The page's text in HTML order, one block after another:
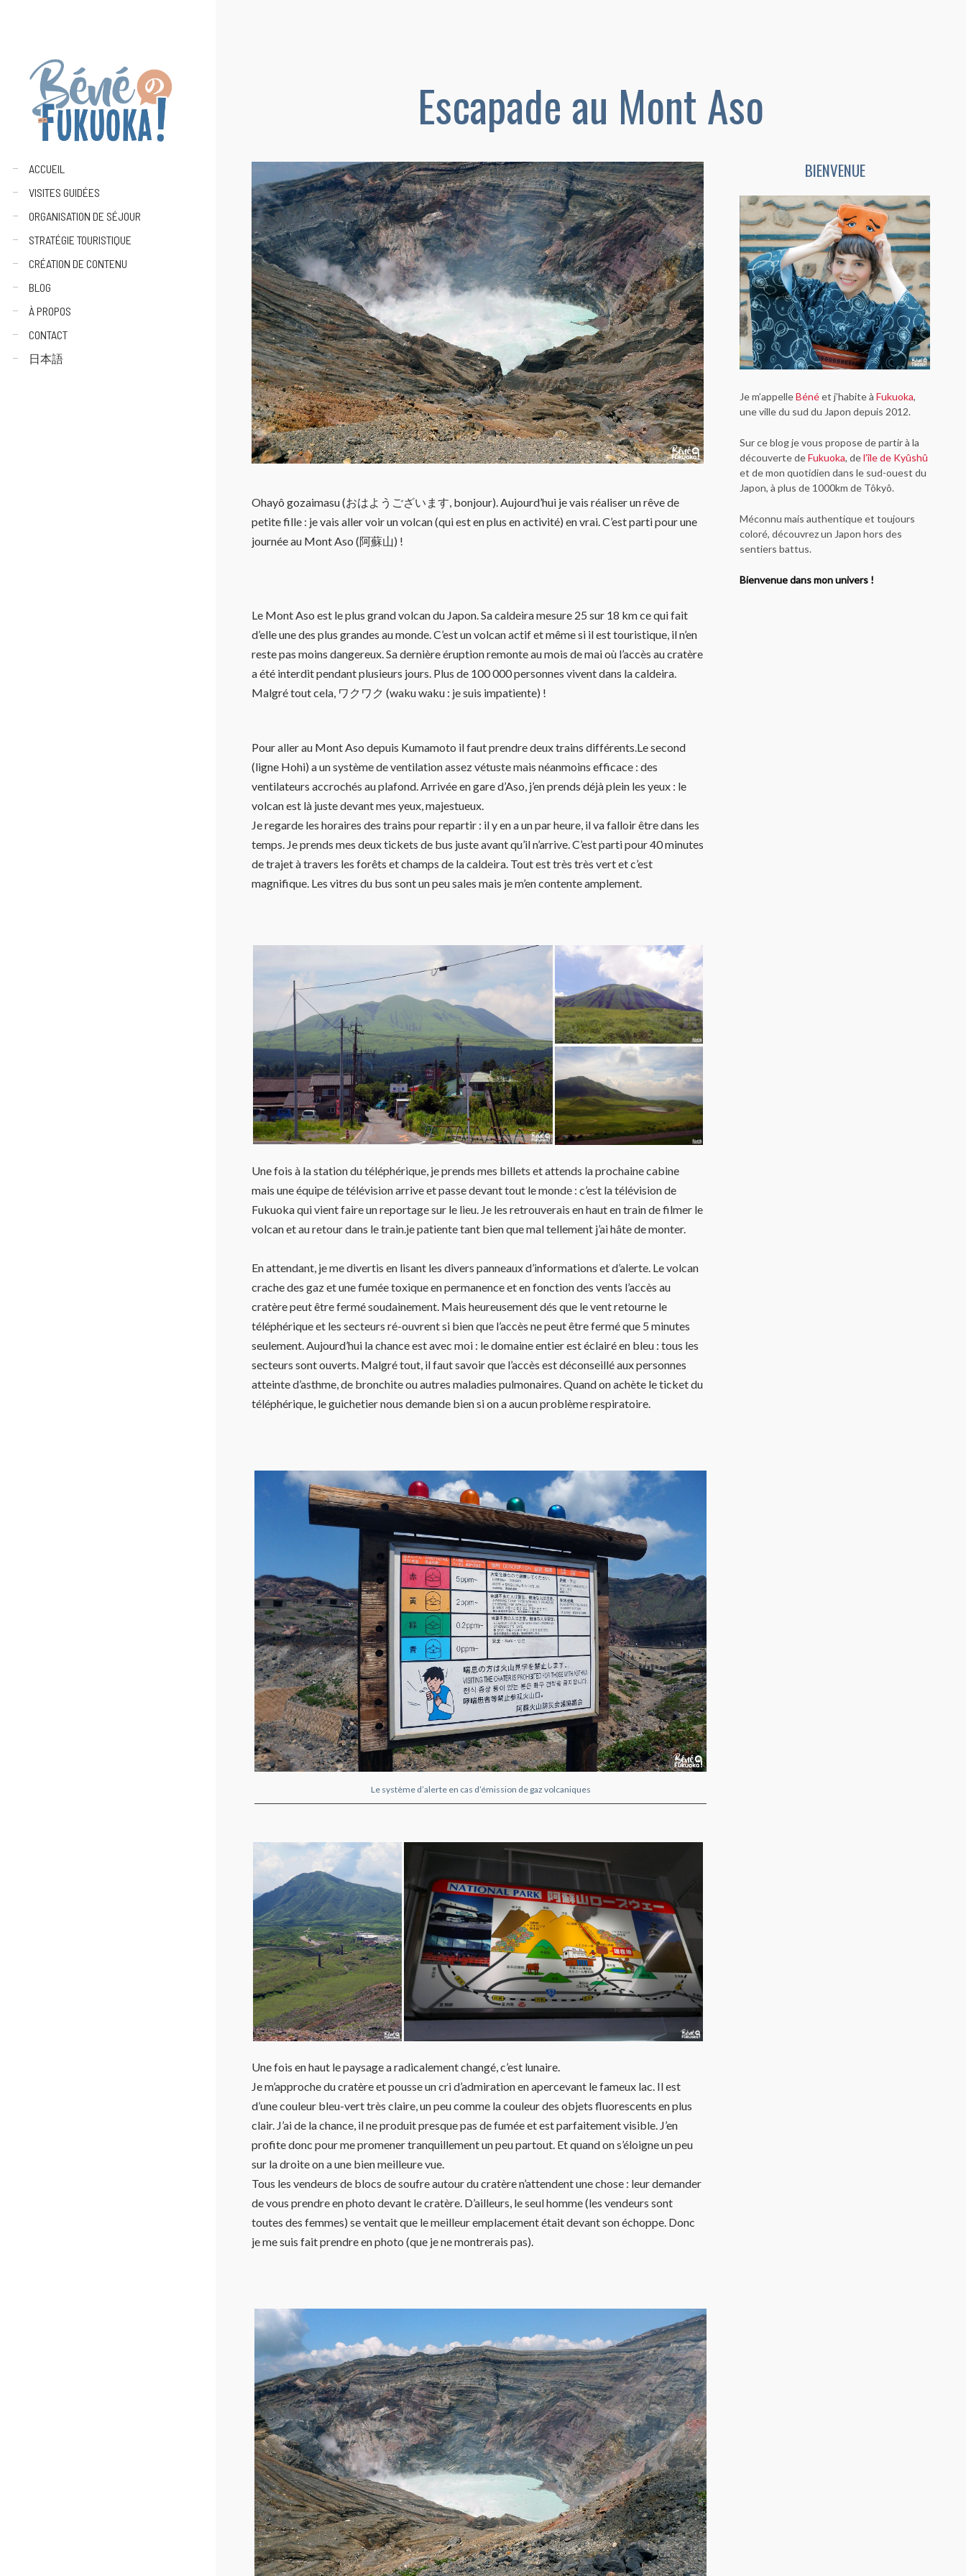
ACCUEIL
VISITES GUIDÉES
ORGANISATION DE SÉJOUR
STRATÉGIE TOURISTIQUE
CRÉATION DE CONTENU
BLOG
À PROPOS
CONTACT
日本語
Escapade au Mont Aso
Ohayô gozaimasu (おはようございます, bonjour). Aujourd’hui je vais réaliser un rêve de
petite fille : je vais aller voir un volcan (qui est en plus en activité) en vrai. C’est parti pour une
journée au Mont Aso (阿蘇山) !
Le Mont Aso est le plus grand volcan du Japon. Sa caldeira mesure 25 sur 18 km ce qui fait
d’elle une des plus grandes au monde. C’est un volcan actif et même si il est touristique, il n’en
reste pas moins dangereux. Sa dernière éruption remonte au mois de mai où l’accès au cratère
a été interdit pendant plusieurs jours. Plus de 100 000 personnes vivent dans la caldeira.
Malgré tout cela, ワクワク (waku waku : je suis impatiente) !
Pour aller au Mont Aso depuis Kumamoto il faut prendre deux trains différents.Le second
(ligne Hohi) a un système de ventilation assez vétuste mais néanmoins efficace : des
ventilateurs accrochés au plafond. Arrivée en gare d’Aso, j’en prends déjà plein les yeux : le
volcan est là juste devant mes yeux, majestueux.
Je regarde les horaires des trains pour repartir : il y en a un par heure, il va falloir être dans les
temps. Je prends mes deux tickets de bus juste avant qu’il n’arrive. C’est parti pour 40 minutes
de trajet à travers les forêts et champs de la caldeira. Tout est très très vert et c’est
magnifique. Les vitres du bus sont un peu sales mais je m’en contente amplement.
Une fois à la station du téléphérique, je prends mes billets et attends la prochaine cabine
mais une équipe de télévision arrive et passe devant tout le monde : c’est la télévision de
Fukuoka qui vient faire un reportage sur le lieu. Je les retrouverais en haut en train de filmer le
volcan et au retour dans le train.je patiente tant bien que mal tellement j’ai hâte de monter.
En attendant, je me divertis en lisant les divers panneaux d’informations et d’alerte. Le volcan
crache des gaz et une fumée toxique en permanence et en fonction des vents l’accès au
cratère peut être fermé soudainement. Mais heureusement dés que le vent retourne le
téléphérique et les secteurs ré-ouvrent si bien que l’accès ne peut être fermé que 5 minutes
seulement. Aujourd’hui la chance est avec moi : le domaine entier est éclairé en bleu : tous les
secteurs sont ouverts. Malgré tout, il faut savoir que l’accès est déconseillé aux personnes
atteinte d’asthme, de bronchite ou autres maladies pulmonaires. Quand on achète le ticket du
téléphérique, le guichetier nous demande bien si on a aucun problème respiratoire.
Le système d’alerte en cas d’émission de gaz volcaniques
Une fois en haut le paysage a radicalement changé, c’est lunaire.
Je m’approche du cratère et pousse un cri d’admiration en apercevant le fameux lac. Il est
d’une couleur bleu-vert très claire, un peu comme la couleur des objets fluorescents en plus
clair. J’ai de la chance, il ne produit presque pas de fumée et est parfaitement visible. J’en
profite donc pour me promener tranquillement un peu partout. Et quand on s’éloigne un peu
sur la droite on a une bien meilleure vue.
Tous les vendeurs de blocs de soufre autour du cratère n’attendent une chose : leur demander
de vous prendre en photo devant le cratère. D’ailleurs, le seul homme (les vendeurs sont
toutes des femmes) se ventait que le meilleur emplacement était devant son échoppe. Donc
je me suis fait prendre en photo (que je ne montrerais pas).
BIENVENUE
Je m’appelleBénéet j’habite àFukuoka,
une ville du sud du Japon depuis 2012.
Sur ce blog je vous propose de partir à la
découverte deFukuoka, del’île de Kyûshû
et de mon quotidien dans le sud-ouest du
Japon, à plus de 1000km de Tôkyô.
Méconnu mais authentique et toujours
coloré, découvrez un Japon hors des
sentiers battus.
Bienvenue dans mon univers !